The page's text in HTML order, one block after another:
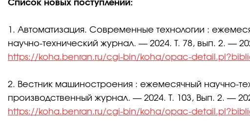
Список новых поступлений:
1. Автоматизация. Современные технологии :
научно-технический журнал. — 2024. Т. 78, вып. 2. —
https://koha.benran.ru/cgi-bin/koha/opac-
2. Вестник машиностроения : ежемесячный научно-
производственный журнал. — 2024. Т. 103, Вып. 2. —
https://koha.benran.ru/cgi-bin/koha/opac-